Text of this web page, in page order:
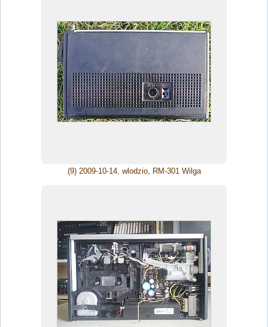
(9) 2009-10-14, wlodzio, RM-301 Wilga